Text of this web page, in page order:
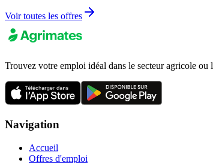
Voir toutes les offres
Trouvez votre emploi idéal dans le secteur agricole ou
Navigation
Accueil
Offres d'emploi